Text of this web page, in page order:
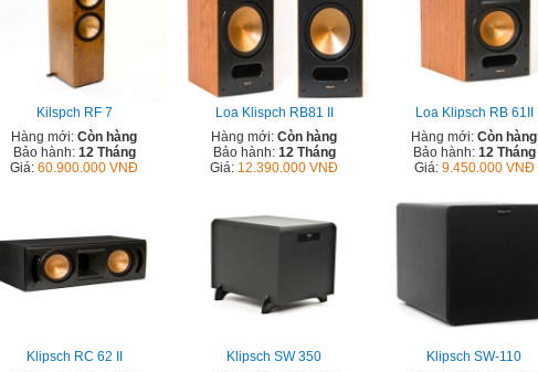
Kilspch RF 7
Hàng mới: Còn hàng
Bảo hành: 12 Tháng
Giá: 60.900.000 VNĐ
Loa Klispch RB81 II
Hàng mới: Còn hàng
Bảo hành: 12 Tháng
Giá: 12.390.000 VNĐ
Loa Klipsch RB 61II
Hàng mới: Còn hàng
Bảo hành: 12 Tháng
Giá: 9.450.000 VNĐ
Klipsch RC 62 II
Klipsch SW 350
Klipsch SW-110